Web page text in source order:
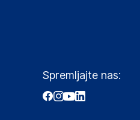
Spremljajte nas: